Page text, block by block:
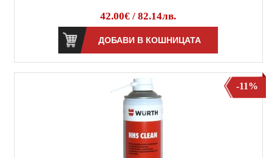
42.00€ / 82.14лв.
-11%